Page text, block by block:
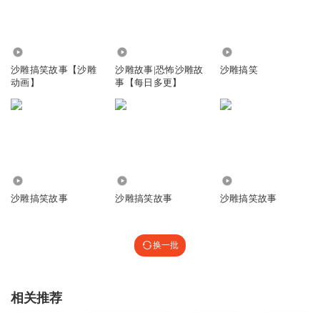
沙雕搞笑故事【沙雕
动画】
沙雕故事|恐怖沙雕故
事【每日多更】
沙雕搞笑
沙雕搞笑故事 沙雕搞笑故事 沙雕搞笑故事
换一批
相关推荐